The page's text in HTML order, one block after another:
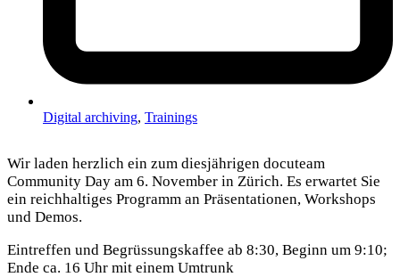
Digital archiving, Trainings
Wir laden herzlich ein zum diesjährigen docuteam
Community Day am 6. November in Zürich. Es erwartet Sie
ein reichhaltiges Programm an Präsentationen, Workshops
und Demos.
Eintreffen und Begrüssungskaffee ab 8:30, Beginn um 9:10;
Ende ca. 16 Uhr mit einem Umtrunk